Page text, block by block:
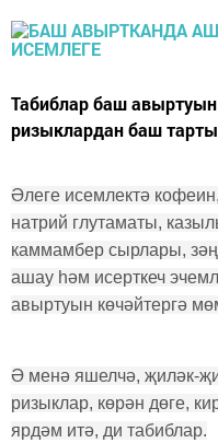
Табиблар баш авыртуын
ризыклардан баш
Әлеге исемлектә
натрий глутаматы,
каммамбер сырлары,
ашау һәм исерткеч
авыртуын көчәйтергә
Ә менә яшелчә, җиләк-
ризыклар, көрән дөге,
ярдәм итә, ди табиблар.